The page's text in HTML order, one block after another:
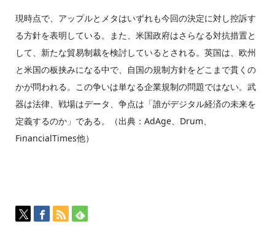
現時点で、アップルとメタはいずれも今回の決定に対し控訴す
る方針を表明している。また、米国政府はさらなる対抗措置と
して、新たな貿易制裁を検討しているとされる。英国は、欧州
と米国の板挟みになる中で、自国の規制方針をどこまで貫くの
かが問われる。この争いは単なる企業規制の問題ではない。武
器は法律、戦場はデータ、争点は「誰がデジタル経済の未来を
定義するのか」である。（出典：AdAge、Drum、
FinancialTimes他）